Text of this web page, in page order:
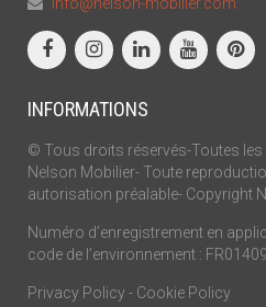
INFORMATIONS
© Tous droits réservés-Toutes
Nelson Mobilier- Toute
autorisation préalable- Copyright
Numéro d’enregistrement en
code de l’environnement :
Privacy Policy- Cookie Policy